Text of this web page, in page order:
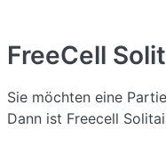
FreeCell
Sie möchten eine
Dann ist Freecell